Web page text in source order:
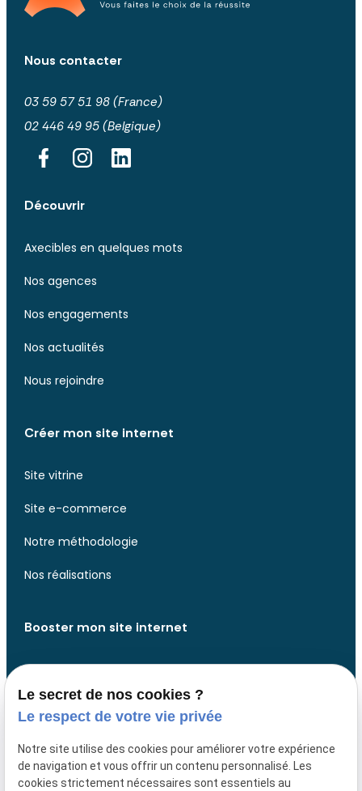
Nous contacter
03 59 57 51 98 (France)
02 446 49 95 (Belgique)
Découvrir
Axecibles en quelques mots
Nos agences
Nos engagements
Nos actualités
Nous rejoindre
Créer mon site internet
Site vitrine
Site e-commerce
Notre méthodologie
Nos réalisations
Booster mon site internet
Analyse de votre site web
Analyse de votre présence web
Design website
Le secret de nos cookies ?
Le respect de votre vie privée
Notre site utilise des cookies pour améliorer votre expérience
de navigation et vous offrir un contenu personnalisé. Les
cookies strictement nécessaires sont essentiels au